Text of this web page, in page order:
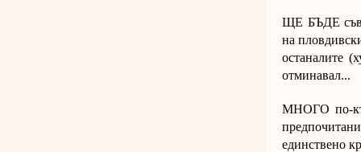
ЩЕ БЪДЕ
на
останалите
отминавал...
МНОГО по-
единствено